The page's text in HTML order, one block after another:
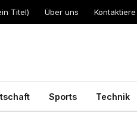
Titel) Über uns
Sports Technik